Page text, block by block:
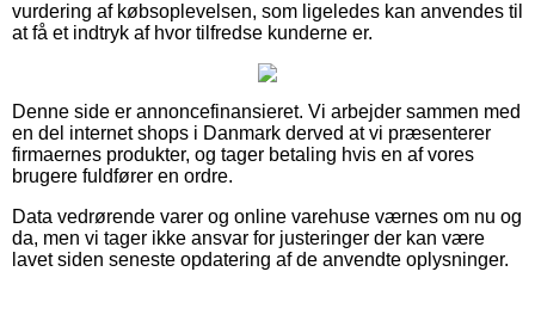
vurdering af købsoplevelsen, som ligeledes kan anvendes til
at få et indtryk af hvor tilfredse kunderne er.
Denne side er annoncefinansieret. Vi arbejder sammen med
en del internet shops i Danmark derved at vi præsenterer
firmaernes produkter, og tager betaling hvis en af vores
brugere fuldfører en ordre.
Data vedrørende varer og online varehuse værnes om nu og
da, men vi tager ikke ansvar for justeringer der kan være
lavet siden seneste opdatering af de anvendte oplysninger.